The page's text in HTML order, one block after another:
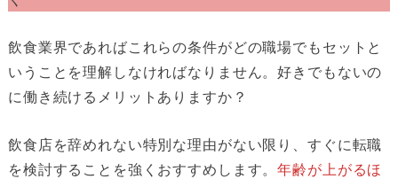
飲食業界であればこれらの条件がどの職場でもセットと
いうことを理解しなければなりません。好きでもないの
に働き続けるメリットありますか？
飲食店を辞めれない特別な理由がない限り、すぐに転職
を検討することを強くおすすめします。年齢が上がるほ